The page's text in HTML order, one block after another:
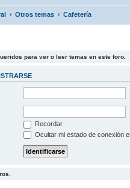
Otros temas Cafetería
para ver o leer temas en este foro.
Recordar
Ocultar mi estado de conexión